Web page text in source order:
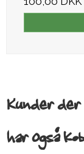
Kunder
har også